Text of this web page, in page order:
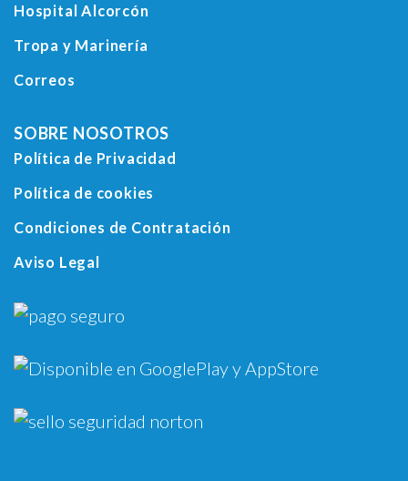
Hospital Alcorcón
Tropa y Marinería
Correos
SOBRE NOSOTROS
Política de Privacidad
Política de cookies
Condiciones de Contratación
Aviso Legal